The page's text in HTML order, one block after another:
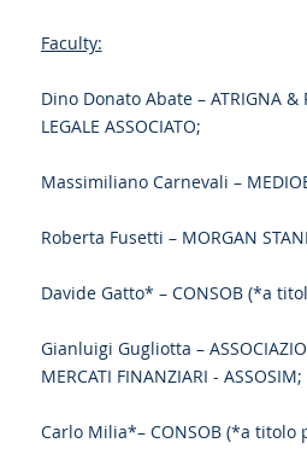
Faculty:
Dino Donato Abate – ATRIGNA &
LEGALE ASSOCIATO;
Massimiliano Carnevali –
Roberta Fusetti – MORGAN
Davide Gatto* – CONSOB (*a
Gianluigi Gugliotta –
MERCATI FINANZIARI - ASSOSIM;
Carlo Milia*– CONSOB (*a titolo